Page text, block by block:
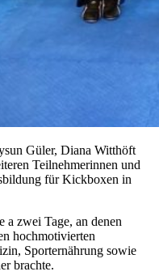
Güler, Diana Witthöft
Teilnehmerinnen und
für Kickboxen in
a zwei Tage, an denen
hochmotivierten
Sporternährung sowie
brachte.